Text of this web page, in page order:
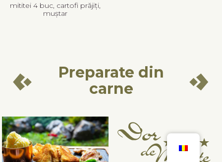
mititei 4 buc, cartofi prăjiți,
muștar
Preparate din
carne